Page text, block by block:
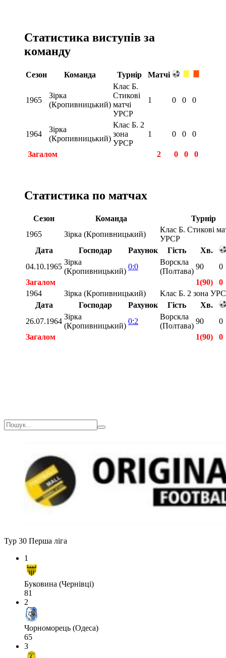
Статистика виступів за
команду
Сезон Команда Турнір Матчі
1965
Зірка
(Кропивницький)
Клас Б.
Стикові
матчі
УРСР
1 0 0 0
1964
Зірка
(Кропивницький)
Клас Б. 2
зона
УРСР
1 0 0 0
Загалом 2 0 0 0
Статистика по матчах
Сезон Команда
Турнір
1965
Зірка (Кропивницький)
Клас Б. Стикові
УРСР
Дата
Господар Рахунок Гість
Хв.
04.10.1965
Зірка
(Кропивницький)
0:0
Ворскла
(Полтава)
90
0
Загалом
1(90)
0
1964
Зірка (Кропивницький)
Клас Б. 2 зона
Дата
Господар Рахунок Гість
Хв.
26.07.1964
Зірка
(Кропивницький)
0:2
Ворскла
(Полтава)
90
0
Загалом
1(90)
0
Тур 30 Перша ліга
1
Буковина (Чернівці)
81
2
Чорноморець (Одеса)
65
3